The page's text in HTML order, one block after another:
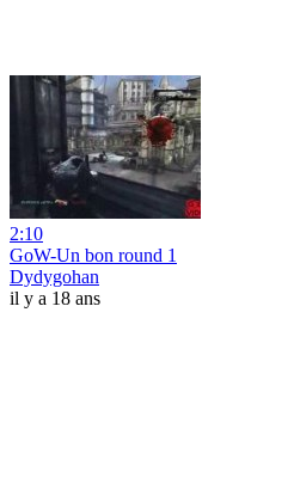
2:10
GoW-Un bon round 1
Dydygohan
il y a 18 ans